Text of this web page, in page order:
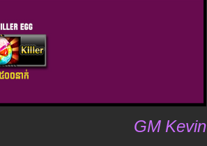
GM Kevin